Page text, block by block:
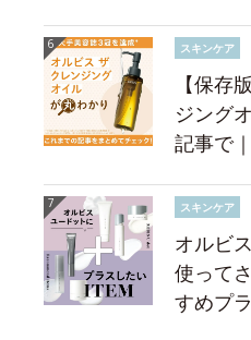
スキンケア
【保存
ジング
記事で
スキンケア
オルビ
使って
すめプ